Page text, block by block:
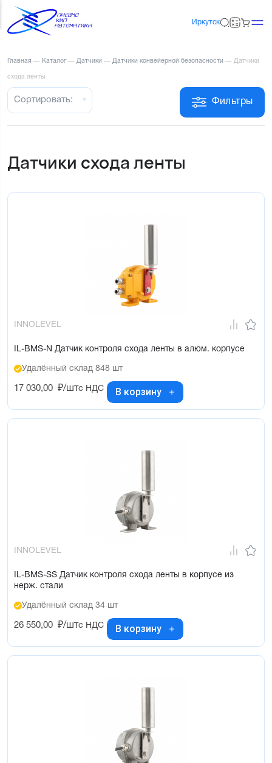
Иркутск
Главная — Каталог — Датчики — Датчики конвейерной безопасности — Датчики
схода ленты
Фильтры
Сортировать:
Датчики схода ленты
INNOLEVEL
IL-BMS-N Датчик контроля схода ленты в алюм. корпусе
Удалённый склад 848 шт
17 030,00 ₽/штс НДС В корзину
INNOLEVEL
IL-BMS-SS Датчик контроля схода ленты в корпусе из
нерж. стали
Удалённый склад 34 шт
26 550,00 ₽/штс НДС В корзину